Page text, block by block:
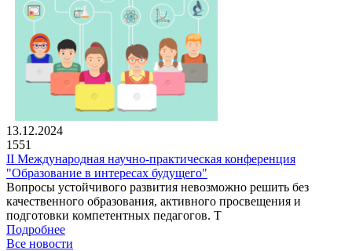
13.12.2024
1551
II Международная научно-практическая конференция
"Образование в интересах будущего"
Вопросы устойчивого развития невозможно решить без
качественного образования, активного просвещения и
подготовки компетентных педагогов. Т
Подробнее
Все новости